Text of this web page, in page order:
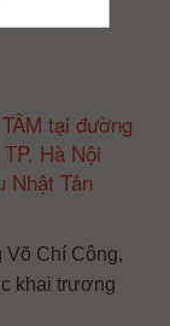
tại đường
Hà Nội
Nhật Tân
Chí Công,
khai trương